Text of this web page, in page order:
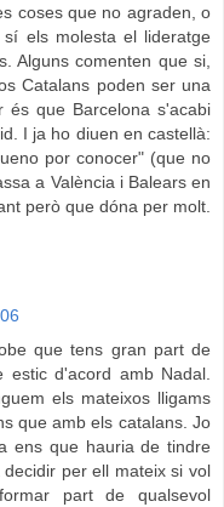
coses que no agraden, o
els molesta el lideratge
Alguns comenten que si,
Catalans poden ser una
és que Barcelona s'acabi
I ja ho diuen en castellà:
por conocer" (que no
a València i Balears en
però que dóna per molt.
que tens gran part de
d'acord amb Nadal.
els mateixos lligams
que amb els catalans. Jo
ens que hauria de tindre
per ell mateix si vol
part de qualsevol